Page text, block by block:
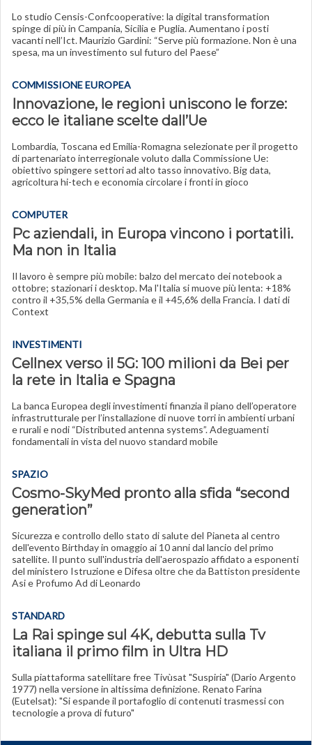
Lo studio Censis-Confcooperative: la digital transformation
spinge di più in Campania, Sicilia e Puglia. Aumentano i posti
vacanti nell’Ict. Maurizio Gardini: “Serve più formazione. Non è una
spesa, ma un investimento sul futuro del Paese”
COMMISSIONE EUROPEA
Innovazione, le regioni uniscono le forze:
ecco le italiane scelte dall’Ue
Lombardia, Toscana ed Emilia-Romagna selezionate per il progetto
di partenariato interregionale voluto dalla Commissione Ue:
obiettivo spingere settori ad alto tasso innovativo. Big data,
agricoltura hi-tech e economia circolare i fronti in gioco
COMPUTER
Pc aziendali, in Europa vincono i portatili.
Ma non in Italia
Il lavoro è sempre più mobile: balzo del mercato dei notebook a
ottobre; stazionari i desktop. Ma l'Italia si muove più lenta: +18%
contro il +35,5% della Germania e il +45,6% della Francia. I dati di
Context
INVESTIMENTI
Cellnex verso il 5G: 100 milioni da Bei per
la rete in Italia e Spagna
La banca Europea degli investimenti finanzia il piano dell’operatore
infrastrutturale per l’installazione di nuove torri in ambienti urbani
e rurali e nodi “Distributed antenna systems”. Adeguamenti
fondamentali in vista del nuovo standard mobile
SPAZIO
Cosmo-SkyMed pronto alla sfida “second
generation”
Sicurezza e controllo dello stato di salute del Pianeta al centro
dell'evento Birthday in omaggio ai 10 anni dal lancio del primo
satellite. Il punto sull'industria dell'aerospazio affidato a esponenti
del ministero Istruzione e Difesa oltre che da Battiston presidente
Asi e Profumo Ad di Leonardo
STANDARD
La Rai spinge sul 4K, debutta sulla Tv
italiana il primo film in Ultra HD
Sulla piattaforma satellitare free Tivùsat "Suspiria" (Dario Argento
1977) nella versione in altissima definizione. Renato Farina
(Eutelsat): "Si espande il portafoglio di contenuti trasmessi con
tecnologie a prova di futuro"